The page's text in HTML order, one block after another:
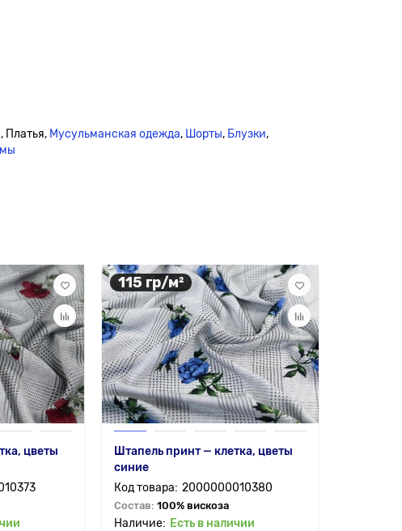
Платья, Мусульманская одежда, Шорты, Блузки,
цветы
115 гр/м²
Штапель принт — клетка, цветы
синие
2000000010380
Состав: 100% вискоза
Есть в наличии